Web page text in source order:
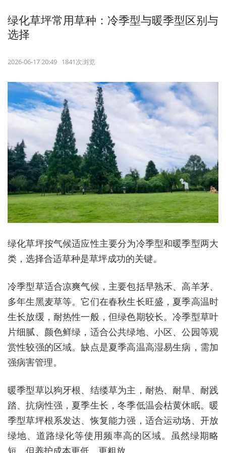
绿化草坪常用草种：冷季型与暖季型区别与
选择
2026-06-17 20:49 1841次浏览
绿化草坪按气候适应性主要分为冷季型和暖季型两大
类，选择合适草种是草坪成功的关键。
冷季型草适合凉爽气候，主要包括早熟禾、高羊茅、
多年生黑麦草等。它们在春秋生长旺盛，夏季高温时
生长放缓，耐热性一般，但绿色期较长。冷季型草叶
片细腻、颜色鲜绿，适合公共绿地、小区、公园等观
赏性较强的区域。缺点是夏季高温高湿易生病，需加
强病害管理。
暖季型草以狗牙根、结缕草为主，耐热、耐旱、耐践
踏、抗病性强，夏季生长，冬季低温会枯黄休眠。暖
季型草坪根系发达、恢复能力强，适合运动场、开放
绿地、道路绿化等使用频率高的区域。虽然绿期略
短，但养护成本更低，更粗放。